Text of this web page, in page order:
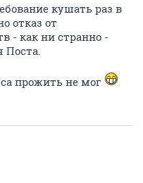
кушать раз в
отказ от
- как ни странно -
Поста.
прожить не мог